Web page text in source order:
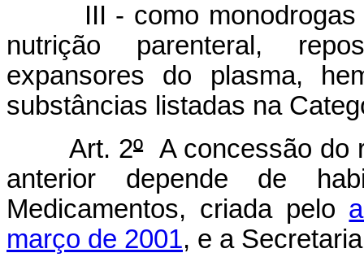
III - como monodrogas
nutrição parenteral,
expansores do plasma,
substâncias listadas na
Art. 2ºA concessão do
anterior depende de
Medicamentos, criada pelo
março de 2001, e a